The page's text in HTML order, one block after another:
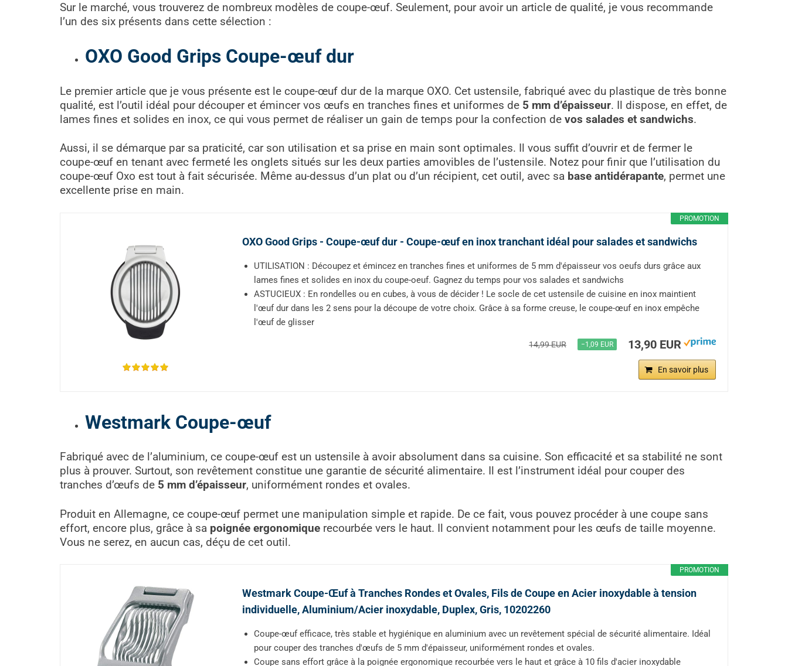
Sur le marché, vous trouverez de nombreux modèles de coupe-œuf. Seulement, pour avoir un article de qualité, je vous recommande
l’un des six présents dans cette sélection :
OXO Good Grips Coupe-œuf dur
Le premier article que je vous présente est le coupe-œuf dur de la marque OXO. Cet ustensile, fabriqué avec du plastique de très bonne
qualité, est l’outil idéal pour découper et émincer vos œufs en tranches fines et uniformes de 5 mm d’épaisseur. Il dispose, en effet, de
lames fines et solides en inox, ce qui vous permet de réaliser un gain de temps pour la confection de vos salades et sandwichs.
Aussi, il se démarque par sa praticité, car son utilisation et sa prise en main sont optimales. Il vous suffit d’ouvrir et de fermer le
coupe-œuf en tenant avec fermeté les onglets situés sur les deux parties amovibles de l’ustensile. Notez pour finir que l’utilisation du
coupe-œuf Oxo est tout à fait sécurisée. Même au-dessus d’un plat ou d’un récipient, cet outil, avec sa base antidérapante, permet une
excellente prise en main.
PROMOTION
OXO Good Grips - Coupe-œuf dur - Coupe-œuf en inox tranchant idéal pour salades et sandwichs
UTILISATION : Découpez et émincez en tranches fines et uniformes de 5 mm d'épaisseur vos oeufs durs grâce aux
lames fines et solides en inox du coupe-oeuf. Gagnez du temps pour vos salades et sandwichs
ASTUCIEUX : En rondelles ou en cubes, à vous de décider ! Le socle de cet ustensile de cuisine en inox maintient
l'œuf dur dans les 2 sens pour la découpe de votre choix. Grâce à sa forme creuse, le coupe-œuf en inox empêche
l'œuf de glisser
14,99 EUR −1,09 EUR 13,90 EUR
En savoir plus
Westmark Coupe-œuf
Fabriqué avec de l’aluminium, ce coupe-œuf est un ustensile à avoir absolument dans sa cuisine. Son efficacité et sa stabilité ne sont
plus à prouver. Surtout, son revêtement constitue une garantie de sécurité alimentaire. Il est l’instrument idéal pour couper des
tranches d’œufs de 5 mm d’épaisseur, uniformément rondes et ovales.
Produit en Allemagne, ce coupe-œuf permet une manipulation simple et rapide. De ce fait, vous pouvez procéder à une coupe sans
effort, encore plus, grâce à sa poignée ergonomique recourbée vers le haut. Il convient notamment pour les œufs de taille moyenne.
Vous ne serez, en aucun cas, déçu de cet outil.
PROMOTION
Westmark Coupe-Œuf à Tranches Rondes et Ovales, Fils de Coupe en Acier inoxydable à tension
individuelle, Aluminium/Acier inoxydable, Duplex, Gris, 10202260
Coupe-œuf efficace, très stable et hygiénique en aluminium avec un revêtement spécial de sécurité alimentaire. Idéal
pour couper des tranches d'œufs de 5 mm d'épaisseur, uniformément rondes et ovales.
Coupe sans effort grâce à la poignée ergonomique recourbée vers le haut et grâce à 10 fils d'acier inoxydable